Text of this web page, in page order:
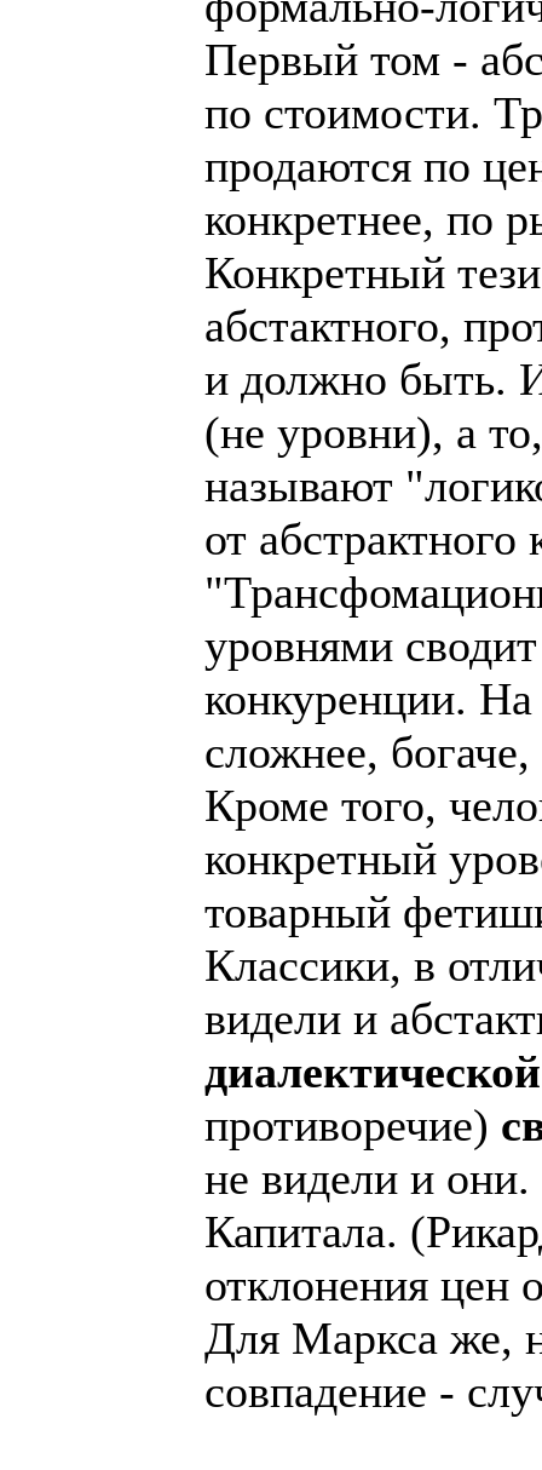
Первый том -
по стоимости.
продаются по
конкретнее, по
Конкретный
абстактного,
и должно быть.
(не уровни), а
называют
от
уровнями
конкуренции.
сложнее,
Кроме того,
конкретный
товарный
Классики, в
видели и
диалектической
противоречие)
не видели и
Капитала.
отклонения цен
Для Маркса же,
совпадение -